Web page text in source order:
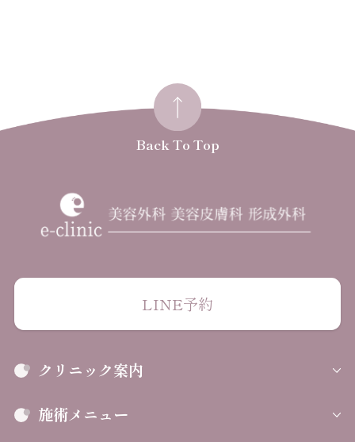
LINE予約
クリニック案内
施術メニュー
Back To Top